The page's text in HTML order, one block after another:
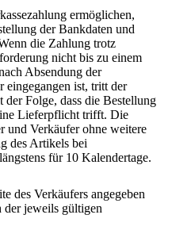
ermöglichen,
der Bankdaten und
die Zahlung trotz
nicht bis zu einem
Absendung der
eingegangen ist, tritt der
Folge, dass die Bestellung
Lieferpflicht trifft. Die
und Verkäufer ohne weitere
des Artikels bei
für 10 Kalendertage.
des Verkäufers angegeben
der jeweils gültigen